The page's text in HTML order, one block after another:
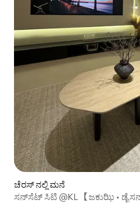
ಚೆರಸ್ ನಲ್ಲಿ ಮನೆ
ಸನ್‌ಸೆಟ್ ಸಿಟಿ @KL 【ಜಕುಝಿ • ಡೈಸನ್